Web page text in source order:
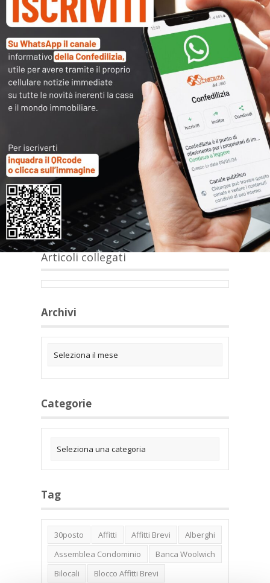
Libero_20.5.26
Articoli collegati
Archivi
Categorie
Tag
30posto Affitti Affitti Brevi
Alberghi
Assemblea Condominio
Banca Woolwich
Bilocali
Blocco Affitti Brevi